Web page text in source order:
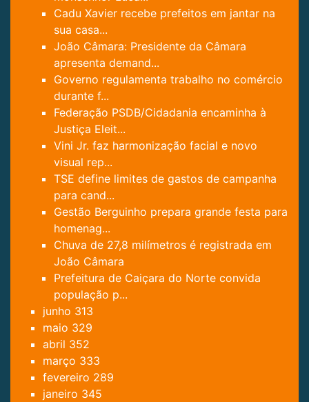
Cadu Xavier recebe prefeitos em jantar na
sua casa...
João Câmara: Presidente da Câmara
apresenta demand...
Governo regulamenta trabalho no comércio
durante f...
Federação PSDB/Cidadania encaminha à
Justiça Eleit...
Vini Jr. faz harmonização facial e novo
visual rep...
TSE define limites de gastos de campanha
para cand...
Gestão Berguinho prepara grande festa para
homenag...
Chuva de 27,8 milímetros é registrada em
João Câmara
Prefeitura de Caiçara do Norte convida
população p...
junho 313
maio 329
abril 352
março 333
fevereiro 289
janeiro 345